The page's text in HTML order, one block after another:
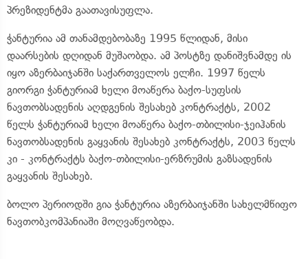
პრეზიდენტმა გაათავისუფლა.
ჭანტურია ამ თანამდებობაზე 1995 წლიდან, მისი
დაარსების დღიდან მუშაობდა. ამ პოსტზე დანიშვნამდე ის
იყო აზერბაიჯანში საქართველოს ელჩი. 1997 წელს
გიორგი ჭანტურიამ ხელი მოაწერა ბაქო-სუფსის
ნავთობსადენის აღდგენის შესახებ კონტრაქტს, 2002
წელს ჭანტურიამ ხელი მოაწერა ბაქო-თბილისი-ჯეიჰანის
ნავთობსადენის გაყვანის შესახებ კონტრაქტს, 2003 წელს
კი - კონტრაქტს ბაქო-თბილისი-ერზრუმის გაზსადენის
გაყვანის შესახებ.
ბოლო პერიოდში გია ჭანტურია აზერბაიჯანში სახელმწიფო
ნავთობკომპანიაში მოღვაწეობდა.